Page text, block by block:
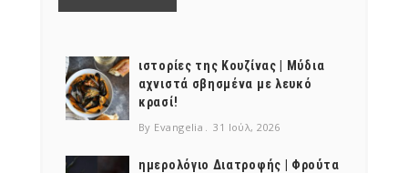
ιστορίες της Κουζίνας | Μύδια
αχνιστά σβησμένα με λευκό
κρασί!
By Evangelia 31 Ιούλ, 2026
ημερολόγιο Διατροφής | Φρούτα